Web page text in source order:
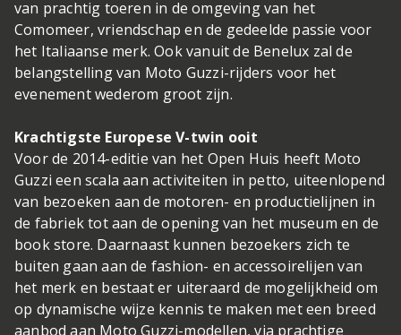
van prachtig toeren in de omgeving van het
Comomeer, vriendschap en de gedeelde passie voor
het Italiaanse merk. Ook vanuit de Benelux zal de
belangstelling van Moto Guzzi-rijders voor het
evenement wederom groot zijn.
Krachtigste Europese V-twin ooit
Voor de 2014-editie van het Open Huis heeft Moto
Guzzi een scala aan activiteiten in petto, uiteenlopend
van bezoeken aan de motoren- en productielijnen in
de fabriek tot aan de opening van het museum en de
book store. Daarnaast kunnen bezoekers zich te
buiten gaan aan de fashion- en accessoirelijen van
het merk en bestaat er uiteraard de mogelijkheid om
op dynamische wijze kennis te maken met een breed
aanbod aan Moto Guzzi-modellen, via prachtige